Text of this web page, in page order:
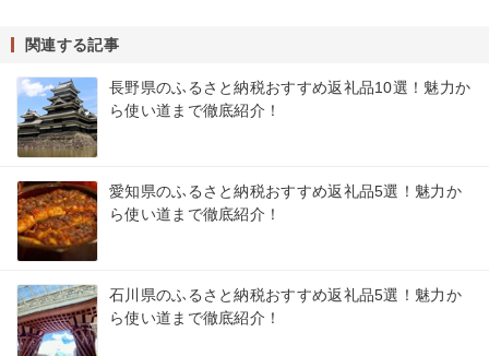
関連する記事
長野県のふるさと納税おすすめ返礼品10選！魅力か
ら使い道まで徹底紹介！
愛知県のふるさと納税おすすめ返礼品5選！魅力か
ら使い道まで徹底紹介！
石川県のふるさと納税おすすめ返礼品5選！魅力か
ら使い道まで徹底紹介！